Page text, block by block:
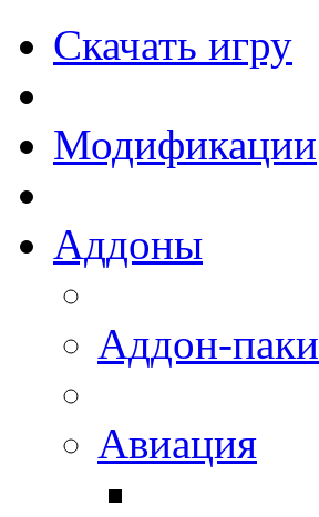
Скачать игру
Модификации
Аддоны
Аддон-паки
Авиация